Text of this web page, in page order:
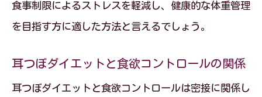
食事制限によるストレスを軽減し、健康的な体重管理
を目指す方に適した方法と言えるでしょう。
耳つぼダイエットと食欲コントロールの関係
耳つぼダイエットと食欲コントロールは密接に関係し